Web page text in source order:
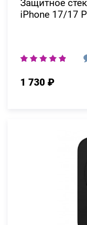
Защитное
iPhone 17/17
1 730 ₽